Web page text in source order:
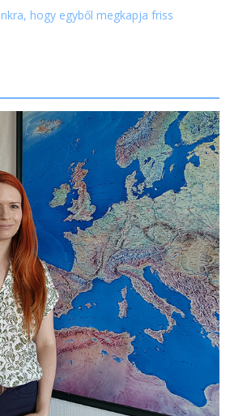
hogy egyből megkapja friss